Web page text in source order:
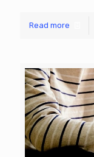
Read more